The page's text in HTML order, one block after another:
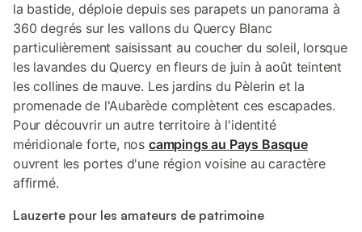
la bastide, déploie depuis ses parapets un panorama à
360 degrés sur les vallons du Quercy Blanc
particulièrement saisissant au coucher du soleil, lorsque
les lavandes du Quercy en fleurs de juin à août teintent
les collines de mauve. Les jardins du Pèlerin et la
promenade de l'Aubarède complètent ces escapades.
Pour découvrir un autre territoire à l'identité
méridionale forte, nos campings au Pays Basque
ouvrent les portes d'une région voisine au caractère
affirmé.
Lauzerte pour les amateurs de patrimoine